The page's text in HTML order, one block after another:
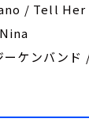
/ Tell
ーケンバン